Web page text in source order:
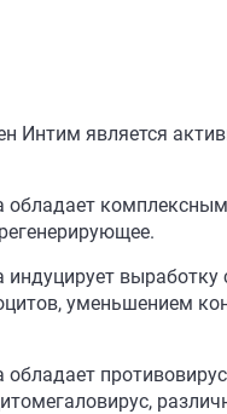
является
обладает
индуцирует
уменьшением
обладает